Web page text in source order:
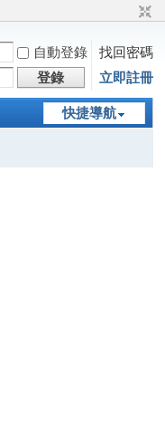
自動登錄
找回密碼
登錄 立即註冊
快捷導航